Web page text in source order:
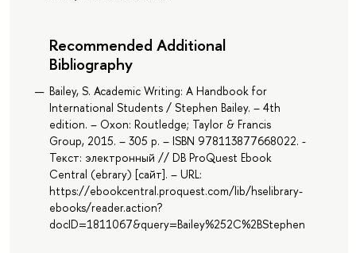
Recommended Additional
Bibliography
Bailey, S. Academic Writing: A Handbook for
International Students / Stephen Bailey. – 4th
edition. – Oxon: Routledge; Taylor & Francis
Group, 2015. – 305 p. – ISBN 978113877668022. -
Текст: электронный // DB ProQuest Ebook
Central (ebrary) [сайт]. – URL:
https://ebookcentral.proquest.com/lib/hselibrary-
ebooks/reader.action?
docID=1811067&query=Bailey%252C%2BStephen